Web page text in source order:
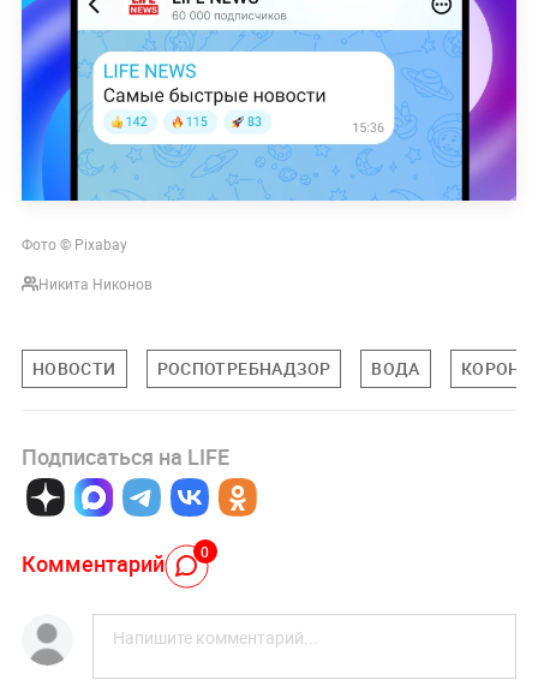
Фото© Pixabay
Никита Никонов
НОВОСТИ РОСПОТРЕБНАДЗОР ВОДА
Подписаться на LIFE
Комментарий 0